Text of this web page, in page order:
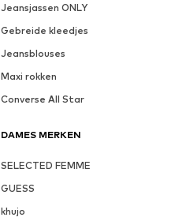
Jeansjassen ONLY
Gebreide kleedjes
Jeansblouses
Maxi rokken
Converse All Star
DAMES MERKEN
SELECTED FEMME
GUESS
khujo